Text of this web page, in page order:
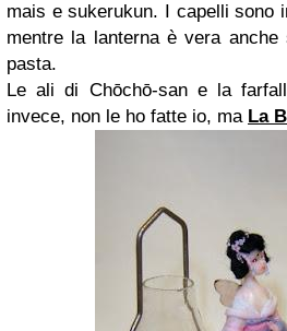
mais e sukerukun. I capelli sono
mentre la lanterna è vera
pasta.
Le ali di Chōchō-san e la
invece, non le ho fatte io, ma La